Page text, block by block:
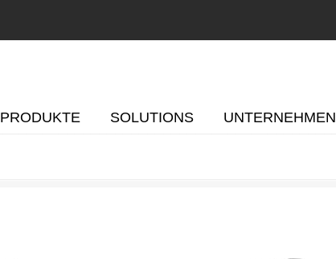
PRODUKTE SOLUTIONS UNTERNEHMEN